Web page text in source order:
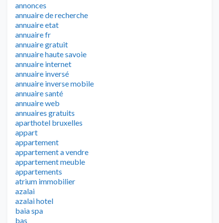
annonces
annuaire de recherche
annuaire etat
annuaire fr
annuaire gratuit
annuaire haute savoie
annuaire internet
annuaire inversé
annuaire inverse mobile
annuaire santé
annuaire web
annuaires gratuits
aparthotel bruxelles
appart
appartement
appartement a vendre
appartement meuble
appartements
atrium immobilier
azalai
azalai hotel
baia spa
bas